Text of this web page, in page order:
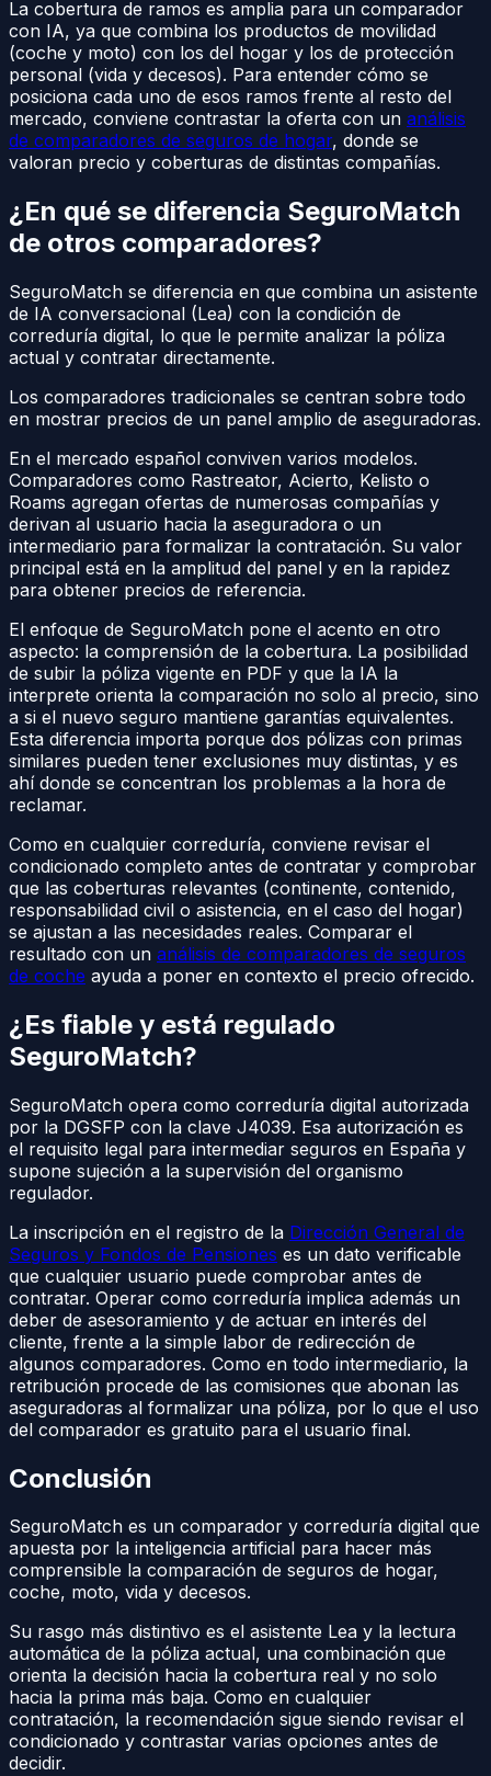
La cobertura de ramos es amplia para un comparador
con IA, ya que combina los productos de movilidad
(coche y moto) con los del hogar y los de protección
personal (vida y decesos). Para entender cómo se
posiciona cada uno de esos ramos frente al resto del
mercado, conviene contrastar la oferta con un análisis
de comparadores de seguros de hogar, donde se
valoran precio y coberturas de distintas compañías.
¿En qué se diferencia SeguroMatch
de otros comparadores?
SeguroMatch se diferencia en que combina un asistente
de IA conversacional (Lea) con la condición de
correduría digital, lo que le permite analizar la póliza
actual y contratar directamente.
Los comparadores tradicionales se centran sobre todo
en mostrar precios de un panel amplio de aseguradoras.
En el mercado español conviven varios modelos.
Comparadores como Rastreator, Acierto, Kelisto o
Roams agregan ofertas de numerosas compañías y
derivan al usuario hacia la aseguradora o un
intermediario para formalizar la contratación. Su valor
principal está en la amplitud del panel y en la rapidez
para obtener precios de referencia.
El enfoque de SeguroMatch pone el acento en otro
aspecto: la comprensión de la cobertura. La posibilidad
de subir la póliza vigente en PDF y que la IA la
interprete orienta la comparación no solo al precio, sino
a si el nuevo seguro mantiene garantías equivalentes.
Esta diferencia importa porque dos pólizas con primas
similares pueden tener exclusiones muy distintas, y es
ahí donde se concentran los problemas a la hora de
reclamar.
Como en cualquier correduría, conviene revisar el
condicionado completo antes de contratar y comprobar
que las coberturas relevantes (continente, contenido,
responsabilidad civil o asistencia, en el caso del hogar)
se ajustan a las necesidades reales. Comparar el
resultado con un análisis de comparadores de seguros
de coche ayuda a poner en contexto el precio ofrecido.
¿Es fiable y está regulado
SeguroMatch?
SeguroMatch opera como correduría digital autorizada
por la DGSFP con la clave J4039. Esa autorización es
el requisito legal para intermediar seguros en España y
supone sujeción a la supervisión del organismo
regulador.
La inscripción en el registro de la Dirección General de
Seguros y Fondos de Pensiones es un dato verificable
que cualquier usuario puede comprobar antes de
contratar. Operar como correduría implica además un
deber de asesoramiento y de actuar en interés del
cliente, frente a la simple labor de redirección de
algunos comparadores. Como en todo intermediario, la
retribución procede de las comisiones que abonan las
aseguradoras al formalizar una póliza, por lo que el uso
del comparador es gratuito para el usuario final.
Conclusión
SeguroMatch es un comparador y correduría digital que
apuesta por la inteligencia artificial para hacer más
comprensible la comparación de seguros de hogar,
coche, moto, vida y decesos.
Su rasgo más distintivo es el asistente Lea y la lectura
automática de la póliza actual, una combinación que
orienta la decisión hacia la cobertura real y no solo
hacia la prima más baja. Como en cualquier
contratación, la recomendación sigue siendo revisar el
condicionado y contrastar varias opciones antes de
decidir.